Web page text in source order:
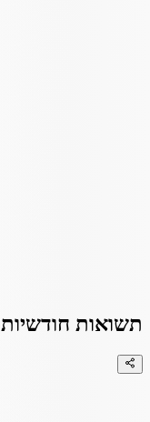
תשואות חודשיות